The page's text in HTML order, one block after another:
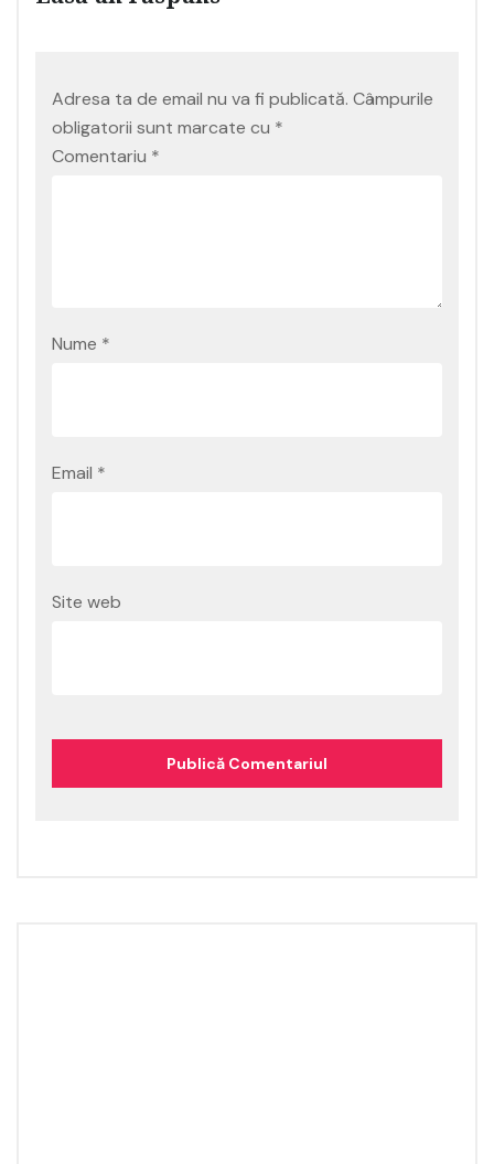
Adresa ta de email nu va fi publicată. Câmpurile
obligatorii sunt marcate cu *
Comentariu *
Nume *
Email *
Site web